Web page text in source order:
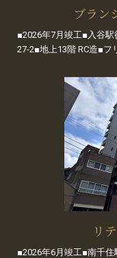
ブラン
■2026年7月竣工■入谷
27-2■地上13階 RC造■フ
リ
■2026年6月竣工■南千